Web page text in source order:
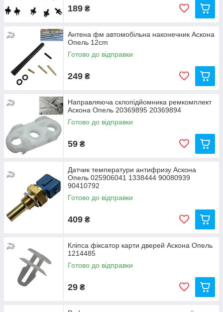
189 ₴
Антена фм автомобільна наконечник Аскона
Опель 12cm
Готово до відправки
249 ₴
Направляюча склопідйомника ремкомплект
Аскона Опель 20369895 20369894
Готово до відправки
59 ₴
Датчик температури антифризу Аскона
Опель 025906041 1338444 90080939
90410792
Готово до відправки
409 ₴
Кліпса фіксатор карти дверей Аскона Опель
1214485
Готово до відправки
29 ₴